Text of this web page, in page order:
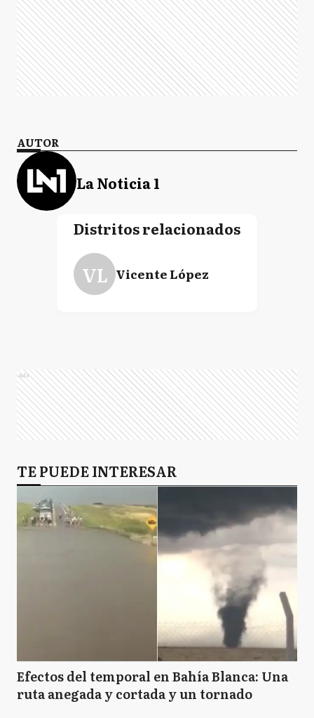
AUTOR
La Noticia 1
Distritos relacionados
VL Vicente López
Ads
TE PUEDE INTERESAR
Efectos del temporal en Bahía Blanca: Una
ruta anegada y cortada y un tornado